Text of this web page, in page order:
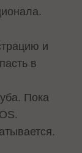
и
в
Пока